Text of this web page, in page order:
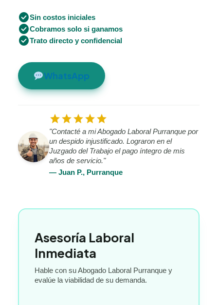
check_circleSin costos iniciales
check_circleCobramos solo si ganamos
check_circleTrato directo y confidencial
WhatsApp
starstarstarstarstar
"Contacté a mi Abogado Laboral Purranque por
un despido injustificado. Lograron en el
Juzgado del Trabajo el pago íntegro de mis
años de servicio."
— Juan P., Purranque
Asesoría Laboral
Inmediata
Hable con su Abogado Laboral Purranque y
evalúe la viabilidad de su demanda.